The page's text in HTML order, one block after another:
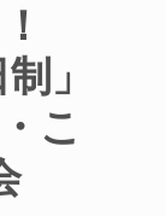
！
」
こ